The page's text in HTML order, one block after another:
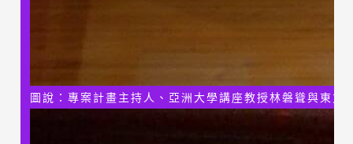
圖說：專案計畫主持人、亞洲大學講座教授林磐聳與東方